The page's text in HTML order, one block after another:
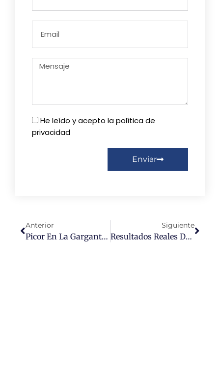
He leído y acepto la política de
privacidad
Enviar
Anterior
Picor En La Garganta: Causas Frecuentes Y Tratamientos
Siguiente
Resultados Reales De Una Rinoplastia: Qué Puedes Esperar De Verdad Tras La Cirugía